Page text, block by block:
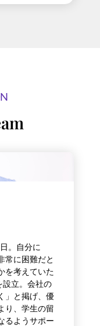
。自分に
常に困難だと
を考えていた
設立。会社の
」と掲げ、優
り、学生の留
るようサポー